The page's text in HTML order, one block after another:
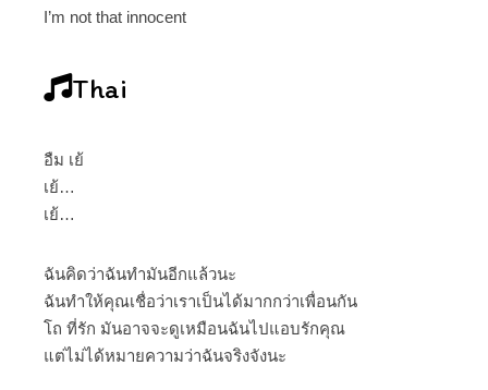
I’m not that innocent
Thai
อืม เย้
เย้…
เย้…
ฉันคิดว่าฉันทำมันอีกแล้วนะ
ฉันทำให้คุณเชื่อว่าเราเป็นได้มากกว่าเพื่อนกัน
โถ ที่รัก มันอาจจะดูเหมือนฉันไปแอบรักคุณ
แต่ไม่ได้หมายความว่าฉันจริงจังนะ